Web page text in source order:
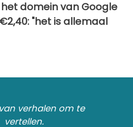
domein van Google
"het is allemaal
verhalen om te
vertellen.